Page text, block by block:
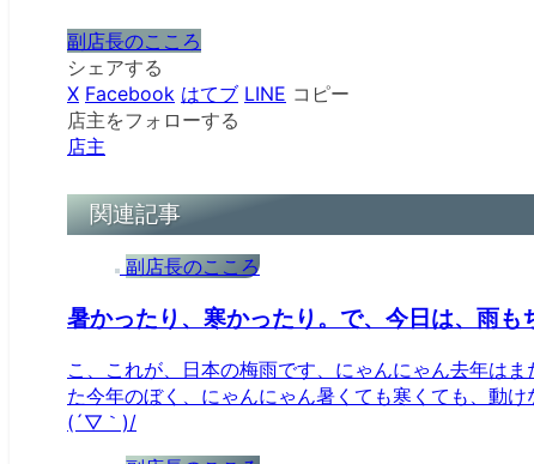
副店長のこころ
シェアする
X Facebook はてブ LINE コピー
店主をフォローする
店主
関連記事
副店長のこころ
暑かったり、寒かったり。で、今日は、雨
こ、これが、日本の梅雨です、にゃんにゃん去年は
た今年のぼく、にゃんにゃん暑くても寒くても、動
(´▽｀)/